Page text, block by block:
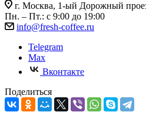
г. Москва, 1-ый Дорожный
Пн. – Пт.: с 9:00 до 19:00
info@fresh-coffee.ru
Telegram
Max
Вконтакте
Поделиться